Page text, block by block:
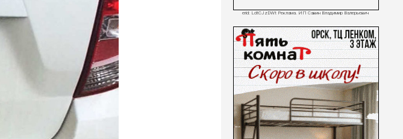
erid: LdtCJzDWt Реклама. ИП Савин Владимир Валерьевич